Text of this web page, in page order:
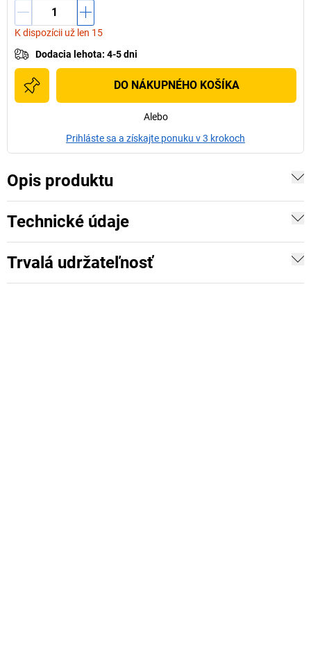
K dispozícii už len 15
Dodacia lehota: 4-5 dni
DO NÁKUPNÉHO KOŠÍKA
Alebo
Prihláste sa a získajte ponuku v 3 krokoch
Opis produktu
Technické údaje
Trvalá udržateľnosť